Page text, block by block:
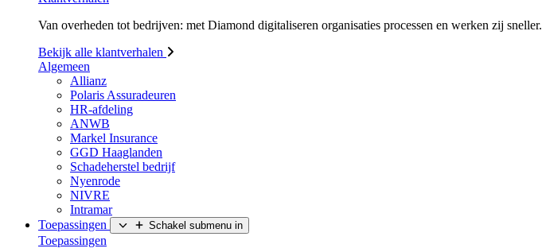
Van overheden tot bedrijven: met Diamond digitaliseren organisaties processen en werken zij sneller.
Bekijk alle klantverhalen
Algemeen
Allianz
Polaris Assuradeuren
HR-afdeling
ANWB
Markel Insurance
GGD Haaglanden
Schadeherstel bedrijf
Nyenrode
NIVRE
Intramar
Toepassingen
Schakel submenu in
Toepassingen